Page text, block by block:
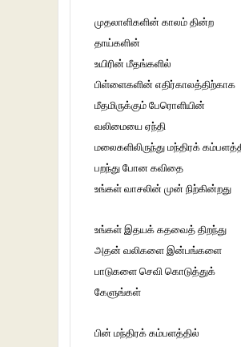
முதலாளிகளின் காலம் தின்ற
தாய்களின்
உயிரின் மீதங்களில்
பிள்ளைகளின் எதிர்காலத்திற்காக
மீதமிருக்கும் பேரொளியின்
வலிமையை ஏந்தி
மலைகளிலிருந்து மந்திரக்
பறந்து போன கவிதை
உங்கள் வாசலின் முன் நிற்கின்றது
உங்கள் இதயக் கதவைத் திறந்து
அதன் வலிகளை இன்பங்களை
பாடுகளை செவி கொடுத்துக்
கேளுங்கள்
பின் மந்திரக் கம்பளத்தில்